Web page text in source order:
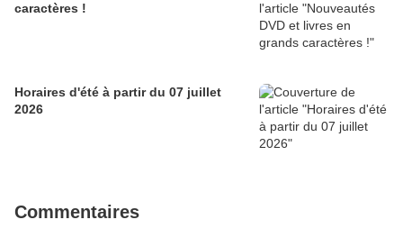
caractères !
Horaires d'été à partir du 07 juillet
2026
Commentaires